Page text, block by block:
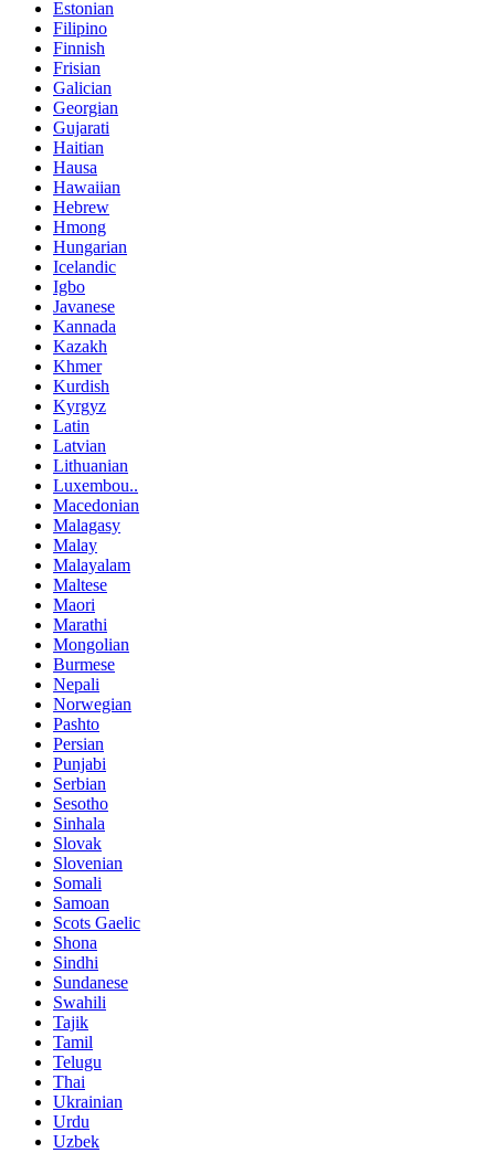
Estonian
Filipino
Finnish
Frisian
Galician
Georgian
Gujarati
Haitian
Hausa
Hawaiian
Hebrew
Hmong
Hungarian
Icelandic
Igbo
Javanese
Kannada
Kazakh
Khmer
Kurdish
Kyrgyz
Latin
Latvian
Lithuanian
Luxembou..
Macedonian
Malagasy
Malay
Malayalam
Maltese
Maori
Marathi
Mongolian
Burmese
Nepali
Norwegian
Pashto
Persian
Punjabi
Serbian
Sesotho
Sinhala
Slovak
Slovenian
Somali
Samoan
Scots Gaelic
Shona
Sindhi
Sundanese
Swahili
Tajik
Tamil
Telugu
Thai
Ukrainian
Urdu
Uzbek